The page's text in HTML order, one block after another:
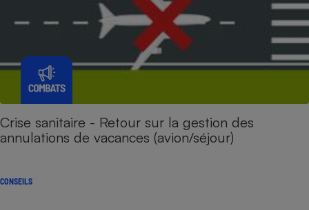
Crise sanitaire - Retour sur la gestion des
annulations de vacances (avion/séjour)
CONSEILS